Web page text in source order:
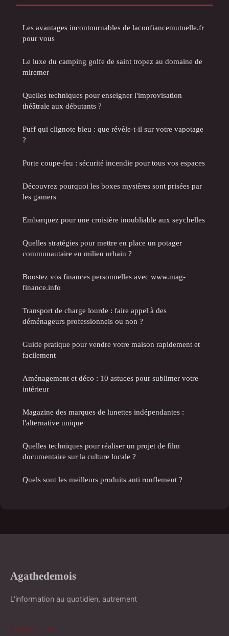
Les avantages incontournables de laconfiancemutuelle.fr
pour vous
Le luxe du camping golfe de saint tropez au domaine de
miremer
Quelles techniques pour enseigner l'improvisation
théâtrale aux débutants ?
Puff qui clignote bleu : que révèle-t-il sur votre vapotage
?
Porte coupe-feu : sécurité incendie pour tous vos espaces
Découvrez pourquoi les boxes mystères sont prisées par
les gamers
Embarquez pour une croisière inoubliable aux seychelles
Quelles stratégies pour mettre en place un potager
communautaire en milieu urbain ?
Boostez vos finances personnelles avec www.mag-
finance.info
Transport de charge lourde : faire appel à des
déménageurs professionnels ou non ?
Guide pratique pour vendre votre maison rapidement et
facilement
Aménagement et déco : 10 astuces pour sublimer votre
intérieur
Magazine des marques de lunettes indépendantes :
l'alternative unique
Quelles techniques pour réaliser un projet de film
documentaire sur la culture locale ?
Quels sont les meilleurs produits anti ronflement ?
Agathedemois
L'information au quotidien, autrement
NAVIGATION